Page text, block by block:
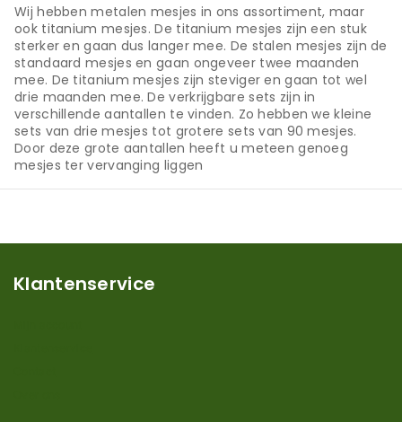
Wij hebben metalen mesjes in ons assortiment, maar
ook titanium mesjes. De titanium mesjes zijn een stuk
sterker en gaan dus langer mee. De stalen mesjes zijn de
standaard mesjes en gaan ongeveer twee maanden
mee. De titanium mesjes zijn steviger en gaan tot wel
drie maanden mee. De verkrijgbare sets zijn in
verschillende aantallen te vinden. Zo hebben we kleine
sets van drie mesjes tot grotere sets van 90 mesjes.
Door deze grote aantallen heeft u meteen genoeg
mesjes ter vervanging liggen
Klantenservice